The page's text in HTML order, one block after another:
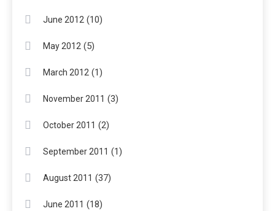
June 2012 (10)
May 2012 (5)
March 2012 (1)
November 2011 (3)
October 2011 (2)
September 2011 (1)
August 2011 (37)
June 2011 (18)